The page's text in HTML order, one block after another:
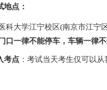
地点：
科大学江宁校区(南京市江宁
口一律不能停车，车辆一律不
考点 ： 考试当天考生仅可以从